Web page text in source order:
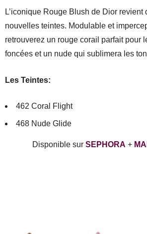
L’iconique Rouge Blush de Dior revient
nouvelles teintes. Modulable et
retrouverez un rouge corail parfait pour
foncées et un nude qui sublimera les
Les Teintes:
462 Coral Flight
468 Nude Glide
Disponible sur SEPHORA +